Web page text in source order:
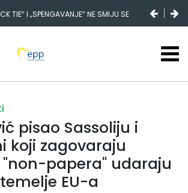
EURA IZ IGMANA NE MOŽE BITI
ODGOVORNOST MORAJU SNOSITI
NJENI KADROVI
pisao Sassoliju i
koji zagovaraju
"non-papera" udaraju
EU-a